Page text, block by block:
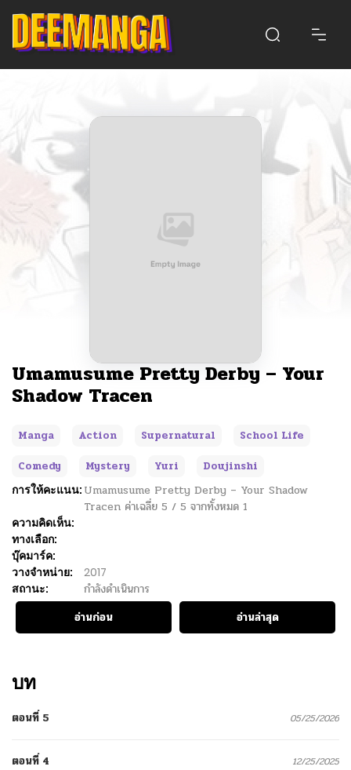
Umamusume Pretty Derby – Your
Shadow Tracen
Manga Action Supernatural
School Life
Comedy
Mystery Yuri
Doujinshi
การให้คะแนน: Umamusume Pretty Derby – Your Shadow
Tracen ค่าเฉลี่ย 5 / 5 จากทั้งหมด 1
ความคิดเห็น:
ทางเลือก:
บุ๊คมาร์ค:
วางจำหน่าย:
2017
สถานะ:
กำลังดำเนินการ
อ่านก่อน
อ่านล่าสุด
บท
ตอนที่ 5 05/25/2026
ตอนที่ 4 12/25/2025